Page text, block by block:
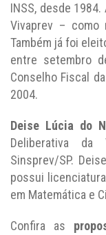
INSS, desde
Vivaprev –
Também já foi
entre setembro
Conselho Fiscal
2004.
Deise Lúcia do
Deliberativa da
Sinsprev/SP.
possui
em Matemática e
Confira as